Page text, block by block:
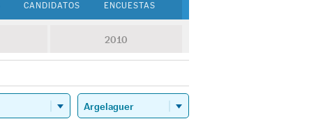
CANDIDATOS ENCUESTAS
2010